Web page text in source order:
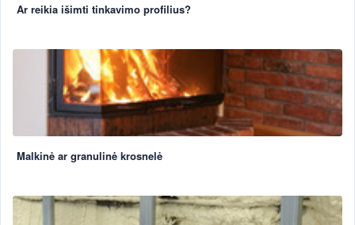
Ar reikia išimti tinkavimo profilius?
Malkinė ar granulinė krosnelė